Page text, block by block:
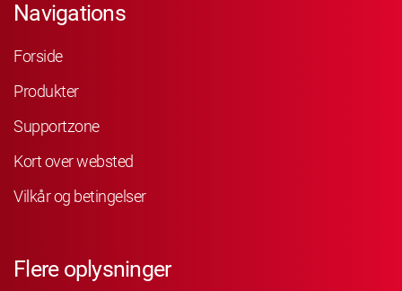
Navigations
Forside
Produkter
Supportzone
Kort over websted
Vilkår og betingelser
Flere oplysninger